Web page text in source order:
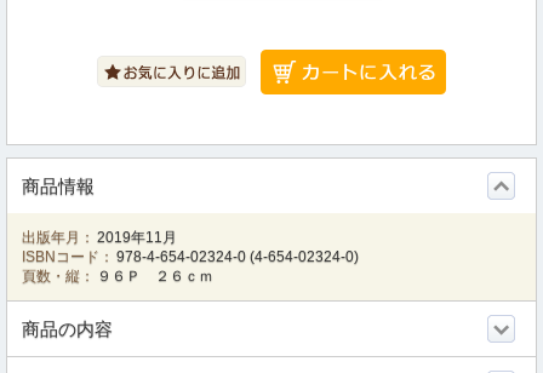
商品情報
出版年月： 2019年11月
ISBNコード： 978-4-654-02324-0 (4-654-02324-0)
頁数・縦：
９６Ｐ ２６ｃｍ
商品の内容